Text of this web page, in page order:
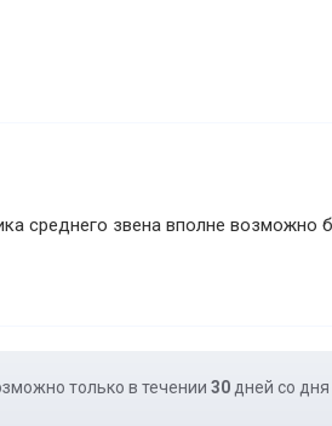
среднего звена вполне возможно
только в течении 30 дней со дня